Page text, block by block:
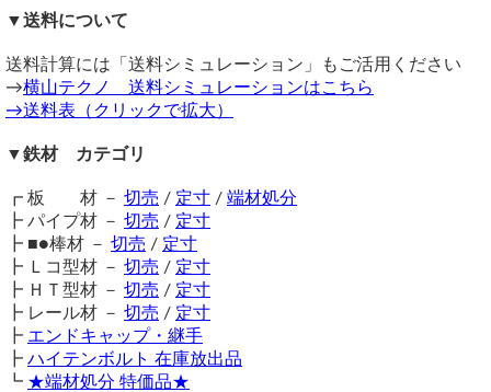
購入材料価格は希望切断寸法重量による価格となります。
格安販売品につき、錆びや小さな傷等はそのままの出荷とな
ります。
鉄材は性質上、錆が生じます。販売品も多少の錆がある場合
在庫数は注文状況により変動します。注文のタイミングによ
送料（養生梱包費含む）は数量に応じて別途掛かります。
工業用鋼材となりますので、材料の移動・切断・加工・配送
に伴う擦り傷や汚れ・歪み等が発生します事をご了承くださ
い。
商品の返品・交換はお受けできません。
端材処分品の斜め切断や加工はお受けしておりません。加工
希望の場合は、切り売り販売ページよりご注文ください。
見積依頼
下記商品の見積もりをお願い致します。
特価処分品 鉄 黒皮フラットバー（SS400）
幅125㎜ｘ長さ467㎜ｘ厚さ22㎜ ６本
各フラットバーに13㎜の丸穴２か所
特価処分品 鉄 黒皮フラットバー（SS400）
FB22ｘ125 長さ:467㎜ 数量：6 17,040円 60.52kg
穴あけ加工：2-φ13 6枚分 8,160円(1ヶ所:680円)
-------------------------------------------
小計：25,200円
送料・梱包費込：3,400円 佐川急便160S(30K)ｘ2個口
合計額：（28,600円）税込みとなります。
▼送料について
送料計算には「送料シミュレーション」もご活用ください
→横山テクノ 送料シミュレーションはこちら
→送料表（クリックで拡大）
▼鉄材 カテゴリ
┏ 板 材 － 切売 / 定寸 / 端材処分
┣ パイプ材 － 切売 / 定寸
┣ ■●棒材 － 切売 / 定寸
┣ Ｌコ型材 － 切売 / 定寸
┣ ＨＴ型材 － 切売 / 定寸
┣ レール材 － 切売 / 定寸
┣ エンドキャップ・継手
┣ ハイテンボルト 在庫放出品
┗ ★端材処分 特価品★